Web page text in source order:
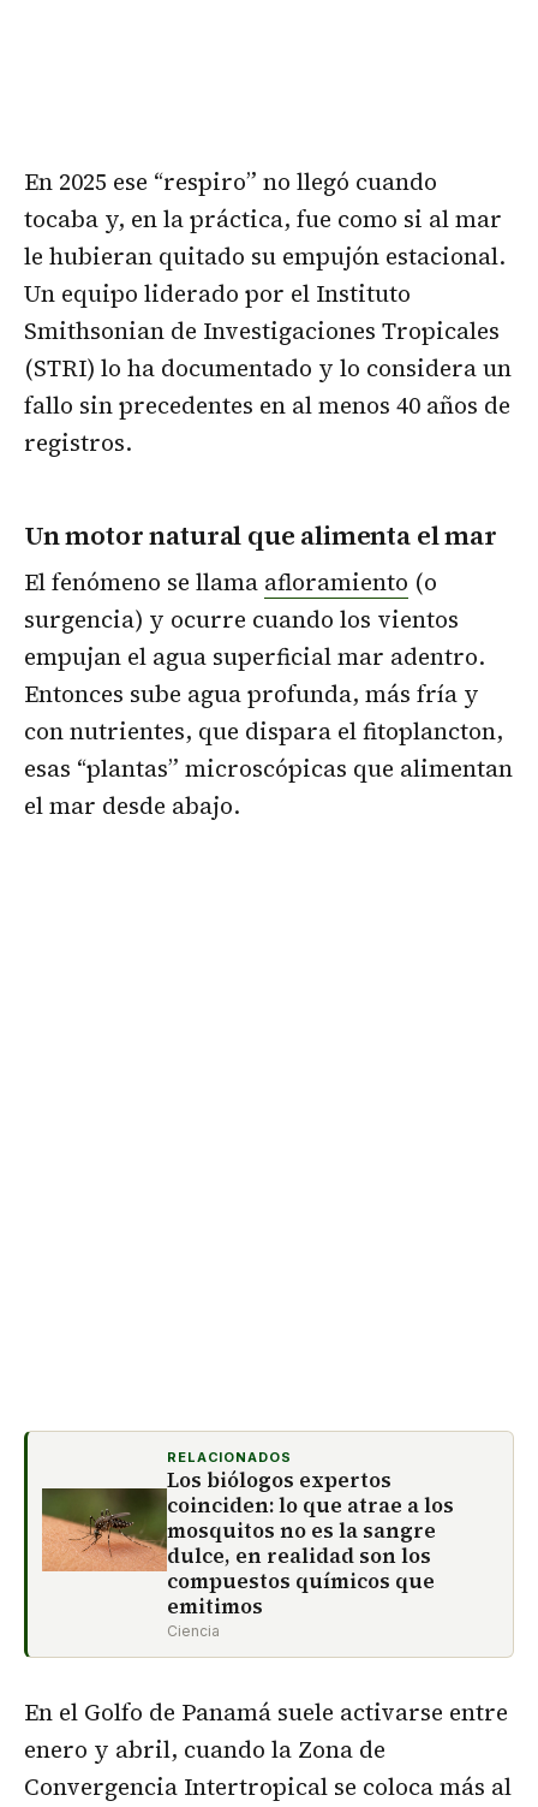
En 2025 ese “respiro” no llegó cuando
tocaba y, en la práctica, fue como si al mar
le hubieran quitado su empujón estacional.
Un equipo liderado por el Instituto
Smithsonian de Investigaciones Tropicales
(STRI) lo ha documentado y lo considera un
fallo sin precedentes en al menos 40 años de
registros.
Un motor natural que alimenta el mar
El fenómeno se llama afloramiento (o
surgencia) y ocurre cuando los vientos
empujan el agua superficial mar adentro.
Entonces sube agua profunda, más fría y
con nutrientes, que dispara el fitoplancton,
esas “plantas” microscópicas que alimentan
el mar desde abajo.
RELACIONADOS
Los biólogos expertos
coinciden: lo que atrae a los
mosquitos no es la sangre
dulce, en realidad son los
compuestos químicos que
emitimos
Ciencia
En el Golfo de Panamá suele activarse entre
enero y abril, cuando la Zona de
Convergencia Intertropical se coloca más al